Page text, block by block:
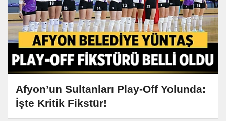
Afyon’un Sultanları Play-Off Yolunda:
İşte Kritik Fikstür!